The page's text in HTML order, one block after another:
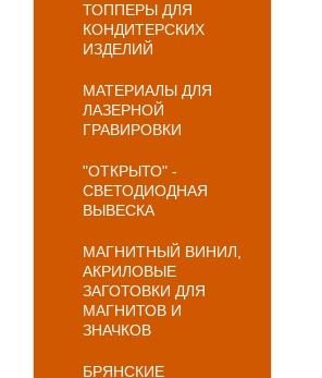
ТОППЕРЫ ДЛЯ
КОНДИТЕРСКИХ
ИЗДЕЛИЙ
МАТЕРИАЛЫ ДЛЯ
ЛАЗЕРНОЙ
ГРАВИРОВКИ
"ОТКРЫТО" -
СВЕТОДИОДНАЯ
ВЫВЕСКА
МАГНИТНЫЙ ВИНИЛ,
АКРИЛОВЫЕ
ЗАГОТОВКИ ДЛЯ
МАГНИТОВ И
ЗНАЧКОВ
БРЯНСКИЕ